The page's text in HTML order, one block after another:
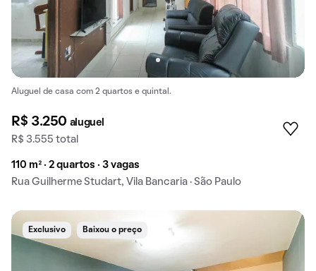
Aluguel de casa com 2 quartos e quintal.
R$ 3.250 aluguel
R$ 3.555 total
110 m² · 2 quartos · 3 vagas
Rua Guilherme Studart, Vila Bancaria · São Paulo
Exclusivo Baixou o preço